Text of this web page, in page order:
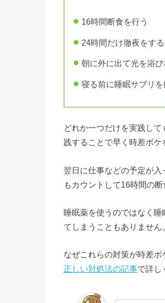
16時間断食を行う
24時間だけ徹夜をする
朝に外に出て光を浴
寝る前に睡眠サプリを
どれか一つだけを実践し
践することで早く時差ボケ
翌日に仕事などの予定が
もカウントして16時間の
睡眠薬を使うのではなく
てしまうこともありません。
なぜこれらの対策が時差
正しい対処法の記事で詳し